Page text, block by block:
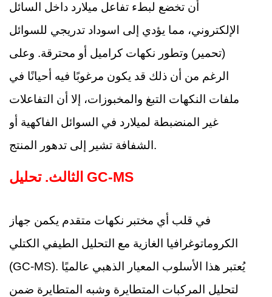
أن تخضع لبطء تفاعل ميلارد داخل السائل
الإلكتروني، مما يؤدي إلى اسوداد تدريجي للسوائل
(تحمير) وتطور نكهات كراميل أو محترقة. وعلى
الرغم من أن ذلك قد يكون مرغوبًا فيه أحيانًا في
ملفات النكهات التبغ والمخبوزات، إلا أن التفاعلات
غير المنضبطة لميلارد في السوائل الفاكهية أو
الشفافة تشير إلى تدهور المنتج.
الثالث. تحليل GC-MS
في قلب أي مختبر نكهات متقدم يكمن جهاز
الكروماتوغرافيا الغازية مع التحليل الطيفي الكتلي
(GC-MS). يُعتبر هذا الأسلوب المعيار الذهبي عالميًا
لتحليل المركبات المتطايرة وشبه المتطايرة ضمن